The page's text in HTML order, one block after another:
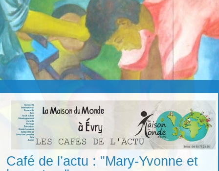
Café de l’actu : "Mary-Yvonne et